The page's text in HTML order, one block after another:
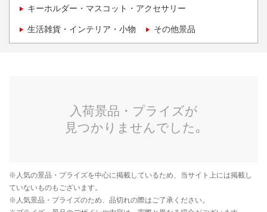
キーホルダー・マスコット・アクセサリー
生活雑貨・インテリア・小物 その他景品